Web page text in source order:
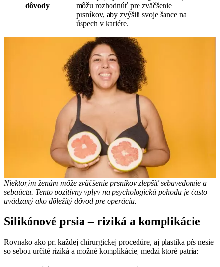
dôvody
môžu rozhodnúť pre zväčšenie
prsníkov, aby zvýšili svoje šance na
úspech v kariére.
Niektorým ženám môže zväčšenie prsníkov zlepšiť sebavedomie a
sebaúctu. Tento pozitívny vplyv na psychologickú pohodu je často
uvádzaný ako dôležitý dôvod pre operáciu.
Silikónové prsia – riziká a komplikácie
Rovnako ako pri každej chirurgickej procedúre, aj plastika pŕs nesie
so sebou určité riziká a možné komplikácie, medzi ktoré patria: